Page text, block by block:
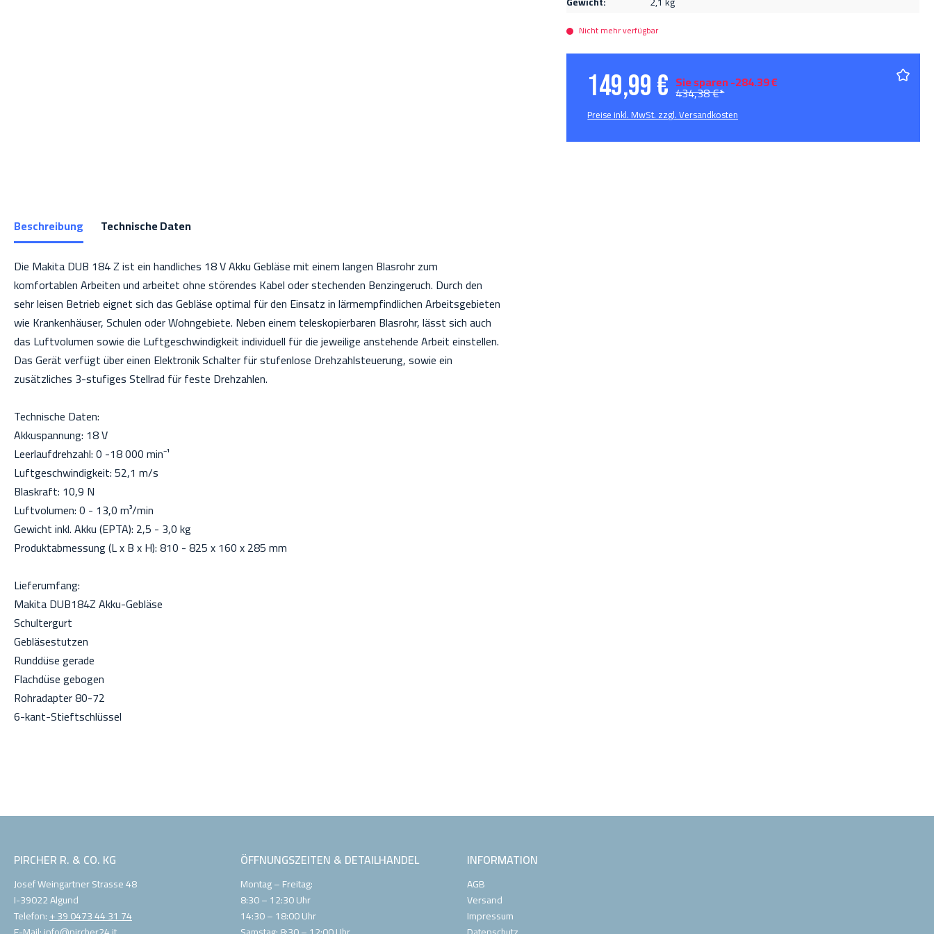
Nicht mehr verfügbar
149,99 € Sie sparen -284.39 €
434,38 €*
Preise inkl. MwSt. zzgl. Versandkosten
Beschreibung
Technische Daten
Die Makita DUB 184 Z ist ein handliches 18 V Akku Gebläse mit einem langen Blasrohr zum
komfortablen Arbeiten und arbeitet ohne störendes Kabel oder stechenden Benzingeruch. Durch den
sehr leisen Betrieb eignet sich das Gebläse optimal für den Einsatz in lärmempfindlichen Arbeitsgebieten
wie Krankenhäuser, Schulen oder Wohngebiete. Neben einem teleskopierbaren Blasrohr, lässt sich auch
das Luftvolumen sowie die Luftgeschwindigkeit individuell für die jeweilige anstehende Arbeit einstellen.
Das Gerät verfügt über einen Elektronik Schalter für stufenlose Drehzahlsteuerung, sowie ein
zusätzliches 3-stufiges Stellrad für feste Drehzahlen.
Technische Daten:
Akkuspannung: 18 V
Leerlaufdrehzahl: 0 -18 000 min⁻¹
Luftgeschwindigkeit: 52,1 m/s
Blaskraft: 10,9 N
Luftvolumen: 0 - 13,0 m³/min
Gewicht inkl. Akku (EPTA): 2,5 - 3,0 kg
Produktabmessung (L x B x H): 810 - 825 x 160 x 285 mm
Lieferumfang:
Makita DUB184Z Akku-Gebläse
Schultergurt
Gebläsestutzen
Runddüse gerade
Flachdüse gebogen
Rohradapter 80-72
6-kant-Stieftschlüssel
PIRCHER R. & CO. KG
Josef Weingartner Strasse 48
I-39022 Algund
Telefon:+ 39 0473 44 31 74
ÖFFNUNGSZEITEN & DETAILHANDEL
Montag – Freitag:
8:30 – 12:30 Uhr
14:30 – 18:00 Uhr
INFORMATION
AGB
Versand
Impressum